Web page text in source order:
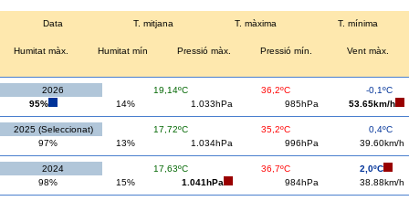
Data T. mitjana T. màxima T. mínima
Humitat màx. Humitat mín Pressió màx. Pressió mín. Vent màx.
2026 19,14ºC 36,2ºC
-0,1ºC
95%
14% 1.033hPa 985hPa 53.65km/h
2025 (Seleccionat) 17,72ºC 35,2ºC
0,4ºC
97%
13% 1.034hPa 996hPa 39.60km/h
2024 17,63ºC 36,7ºC
2,0ºC
98%
15% 1.041hPa 984hPa 38.88km/h